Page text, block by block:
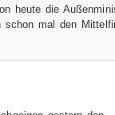
heute die
schon mal den